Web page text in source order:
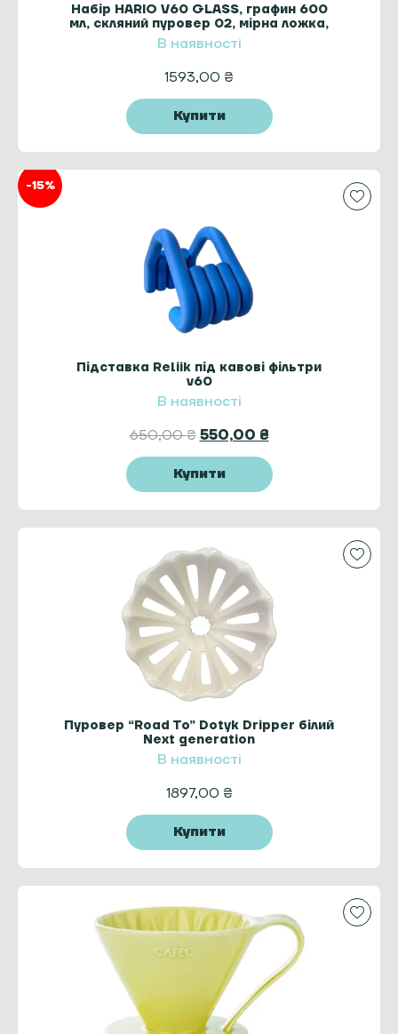
Набір HARIO V60 GLASS, графин 600
мл, скляний пуровер 02, мірна ложка,
40 фільтрів
В наявності
1593,00 ₴
Купити
-15%
Підставка Reliik під кавові фільтри
v60
В наявності
650,00₴ 550,00 ₴
Купити
Пуровер “Road To” Dotyk Dripper білий
Next generation
В наявності
1897,00 ₴
Купити